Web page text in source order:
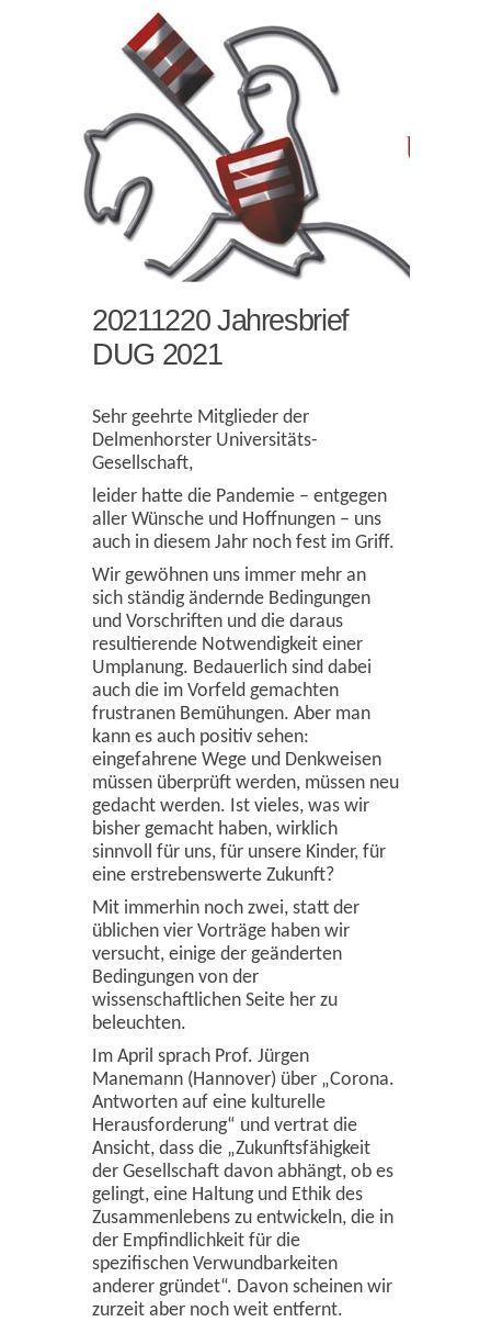
20211220 Jahresbrief
DUG 2021
Sehr geehrte Mitglieder der
Delmenhorster Universitäts-
Gesellschaft,
leider hatte die Pandemie – entgegen
aller Wünsche und Hoffnungen – uns
auch in diesem Jahr noch fest im Griff.
Wir gewöhnen uns immer mehr an
sich ständig ändernde Bedingungen
und Vorschriften und die daraus
resultierende Notwendigkeit einer
Umplanung. Bedauerlich sind dabei
auch die im Vorfeld gemachten
frustranen Bemühungen. Aber man
kann es auch positiv sehen:
eingefahrene Wege und Denkweisen
müssen überprüft werden, müssen neu
gedacht werden. Ist vieles, was wir
bisher gemacht haben, wirklich
sinnvoll für uns, für unsere Kinder, für
eine erstrebenswerte Zukunft?
Mit immerhin noch zwei, statt der
üblichen vier Vorträge haben wir
versucht, einige der geänderten
Bedingungen von der
wissenschaftlichen Seite her zu
beleuchten.
Im April sprach Prof. Jürgen
Manemann (Hannover) über „Corona.
Antworten auf eine kulturelle
Herausforderung“ und vertrat die
Ansicht, dass die „Zukunftsfähigkeit
der Gesellschaft davon abhängt, ob es
gelingt, eine Haltung und Ethik des
Zusammenlebens zu entwickeln, die in
der Empfindlichkeit für die
spezifischen Verwundbarkeiten
anderer gründet“. Davon scheinen wir
zurzeit aber noch weit entfernt.